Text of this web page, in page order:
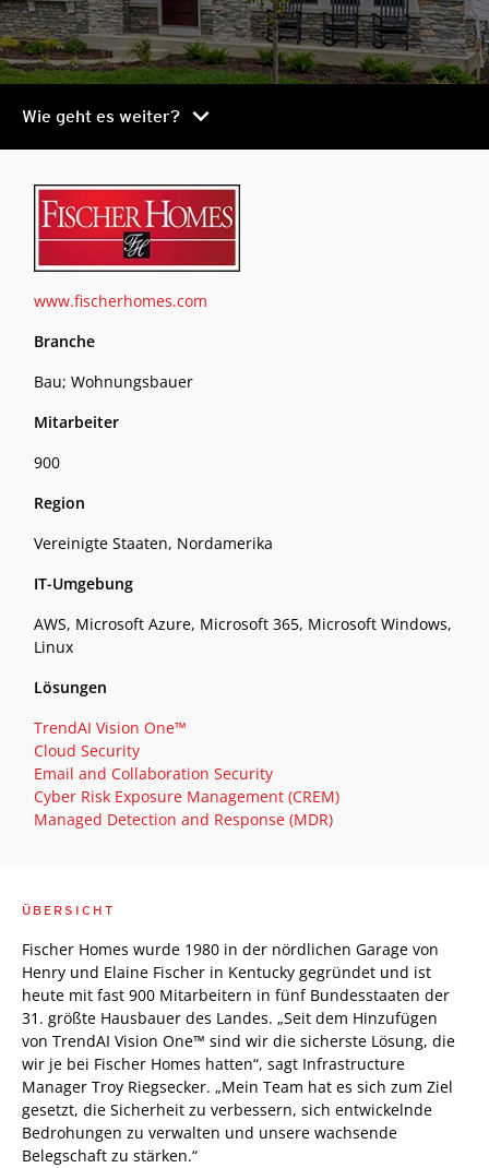
Wie geht es weiter? chevron_right
www.fischerhomes.com
Branche
Bau; Wohnungsbauer
Mitarbeiter
900
Region
Vereinigte Staaten, Nordamerika
IT-Umgebung
AWS, Microsoft Azure, Microsoft 365, Microsoft Windows,
Linux
Lösungen
TrendAI Vision One™
Cloud Security
Email and Collaboration Security
Cyber Risk Exposure Management (CREM)
Managed Detection and Response (MDR)
ÜBERSICHT
Fischer Homes wurde 1980 in der nördlichen Garage von
Henry und Elaine Fischer in Kentucky gegründet und ist
heute mit fast 900 Mitarbeitern in fünf Bundesstaaten der
31. größte Hausbauer des Landes. „Seit dem Hinzufügen
von TrendAI Vision One™ sind wir die sicherste Lösung, die
wir je bei Fischer Homes hatten“, sagt Infrastructure
Manager Troy Riegsecker. „Mein Team hat es sich zum Ziel
gesetzt, die Sicherheit zu verbessern, sich entwickelnde
Bedrohungen zu verwalten und unsere wachsende
Belegschaft zu stärken.“